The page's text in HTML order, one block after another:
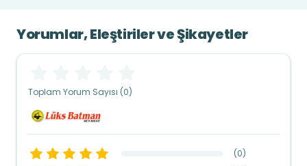
Yorumlar, Eleştiriler ve Şikayetler
Toplam Yorum Sayısı (0)
(0)